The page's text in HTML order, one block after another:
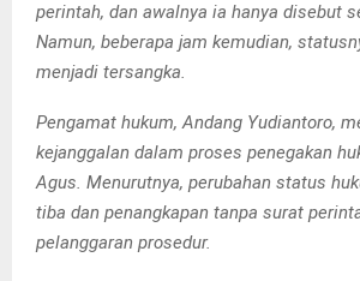
perintah, dan awalnya ia hanya disebut
Namun, beberapa jam kemudian,
menjadi tersangka.
Pengamat hukum, Andang Yudiantoro,
kejanggalan dalam proses penegakan
Agus. Menurutnya, perubahan status
tiba dan penangkapan tanpa surat
pelanggaran prosedur.